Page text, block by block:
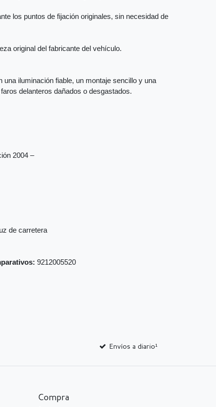
los puntos de fijación originales, sin necesidad de
original del fabricante del vehículo.
iluminación fiable, un montaje sencillo y una
delanteros dañados o desgastados.
2004 –
de carretera
9212005520
Envíos a diario¹
Compra